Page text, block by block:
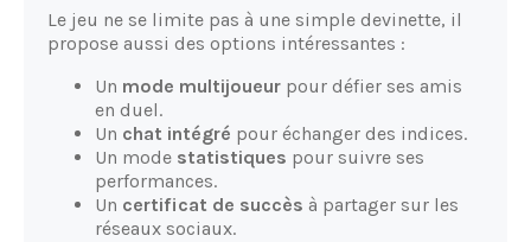
Le jeu ne se limite pas à une simple devinette, il
propose aussi des options intéressantes :
Un mode multijoueur pour défier ses amis
en duel.
Un chat intégré pour échanger des indices.
Un mode statistiques pour suivre ses
performances.
Un certificat de succès à partager sur les
réseaux sociaux.